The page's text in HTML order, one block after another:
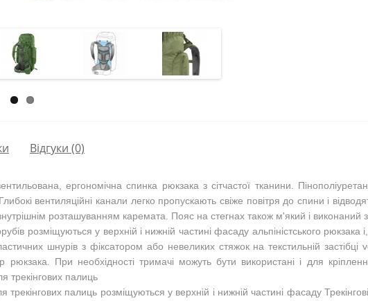
Відгуки (0)
ергономічна спинка рюкзака з сітчастої тканини.
вентиляційні канали легко пропускають свіже повітря до спини і
розташуванням каремата. Пояс на стегнах також м'який і виконаний з
розміщуються у верхній і нижній частині фасаду альпіністського
шнурів з фіксатором або невеликих стяжок на текстильній
рюкзака. При необхідності тримачі можуть бути використані і для
трекінгових палиць
трекінгових палиць розміщуються у верхній і нижній частині фасаду